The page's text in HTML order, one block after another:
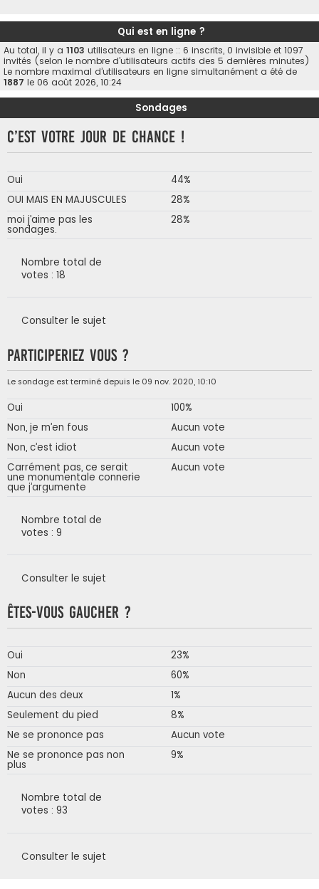
Qui est en ligne ?
Au total, il y a 1103 utilisateurs en ligne :: 6 inscrits, 0 invisible et 1097
invités (selon le nombre d’utilisateurs actifs des 5 dernières minutes)
Le nombre maximal d’utilisateurs en ligne simultanément a été de
1887 le 06 août 2026, 10:24
Sondages
C’est votre jour de chance !
Oui
44%
OUI MAIS EN MAJUSCULES
28%
moi j’aime pas les
sondages.
28%
Nombre total de
votes : 18
Consulter le sujet
Participeriez vous ?
Le sondage est terminé depuis le 09 nov. 2020, 10:10
Oui
100%
Non, je m’en fous
Aucun vote
Non, c’est idiot
Aucun vote
Carrément pas, ce serait
une monumentale connerie
que j’argumente
Aucun vote
Nombre total de
votes : 9
Consulter le sujet
Êtes-vous gaucher ?
Oui
23%
Non
60%
Aucun des deux
1%
Seulement du pied
8%
Ne se prononce pas
Aucun vote
Ne se prononce pas non
plus
9%
Nombre total de
votes : 93
Consulter le sujet